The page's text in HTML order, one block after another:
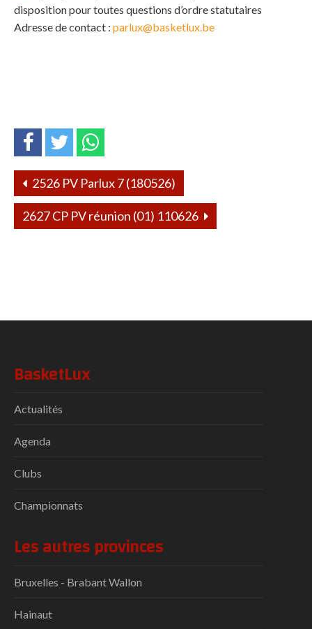
disposition pour toutes questions d’ordre statutaires
Adresse de contact : parlux@basketlux.be
2526 PV Parlux 7 (180526)
2627 CP PV réunion (01) 110626
BasketLux
Actualités
Agenda
Clubs
Championnats
Les autres provinces
Bruxelles - Brabant Wallon
Hainaut